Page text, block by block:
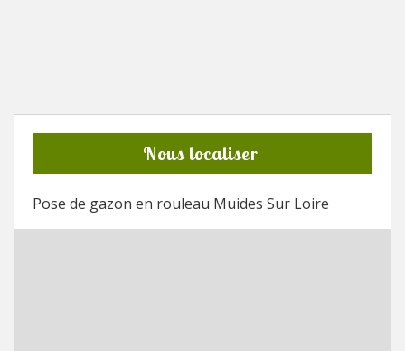
Nous localiser
Pose de gazon en rouleau Muides Sur Loire